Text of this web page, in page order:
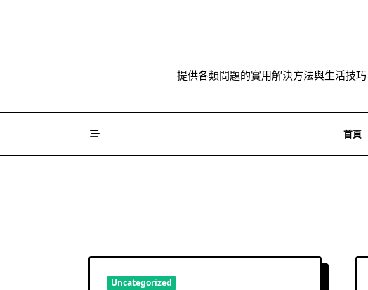
提供各類問題的實用解決方法與生活技
首頁
Uncategorized